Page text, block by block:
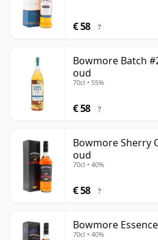
€ 58 ?
Bowmore Batch
oud
70cl • 55%
€ 58 ?
Bowmore Sherry
oud
70cl • 40%
€ 58 ?
Bowmore
70cl • 40%